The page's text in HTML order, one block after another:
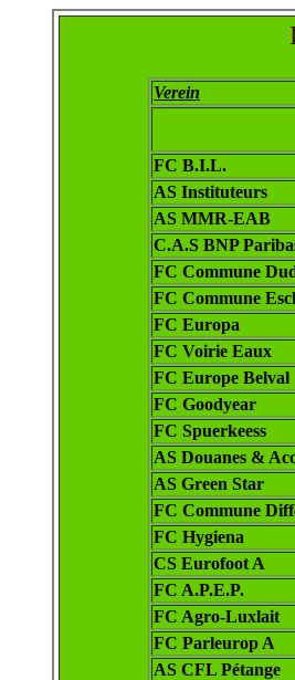
Verein
FC B.I.L.
AS Instituteurs
AS MMR-EAB
C.A.S BNP
FC Commune
FC Commune
FC Europa
FC Voirie Eaux
FC Europe Belval
FC Goodyear
FC Spuerkeess
AS Douanes &
AS Green Star
FC Commune
FC Hygiena
CS Eurofoot A
FC A.P.E.P.
FC Agro-Luxlait
FC Parleurop A
AS CFL Pétange